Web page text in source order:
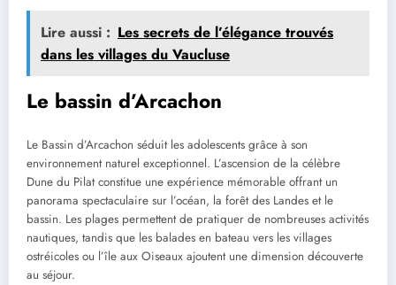
Lire aussi : Les secrets de l’élégance trouvés
dans les villages du Vaucluse
Le bassin d’Arcachon
Le Bassin d’Arcachon séduit les adolescents grâce à son
environnement naturel exceptionnel. L’ascension de la célèbre
Dune du Pilat constitue une expérience mémorable offrant un
panorama spectaculaire sur l’océan, la forêt des Landes et le
bassin. Les plages permettent de pratiquer de nombreuses activités
nautiques, tandis que les balades en bateau vers les villages
ostréicoles ou l’île aux Oiseaux ajoutent une dimension découverte
au séjour.